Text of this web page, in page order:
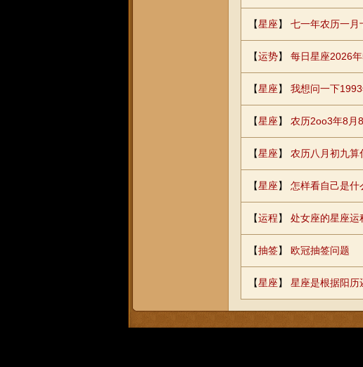
【星座】 七一年农历一月
【运势】 每日星座2026
【星座】 我想问一下
【星座】 农历2oo3年8月
【星座】 农历八月初九算
【星座】 怎样看自己是什
【运程】 处女座的星座运
【抽签】 欧冠抽签问题
【星座】 星座是根据阳历